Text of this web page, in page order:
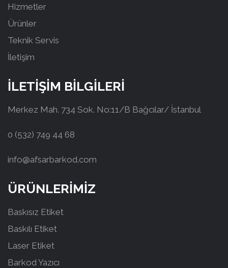
Hizmetler
Ürünler
Teknik Servis
İletişim
İLETİŞİM BİLGİLERİ
Merkez Mah. 734 Sok. No:11/B Bağcılar/ İstanbul
0 (532) 749 44 68
info@afsarbarkod.com
ÜRÜNLERİMİZ
Baskısız Etiket
Baskılı Etiket
Laser Etiket
Barkod Yazıcı